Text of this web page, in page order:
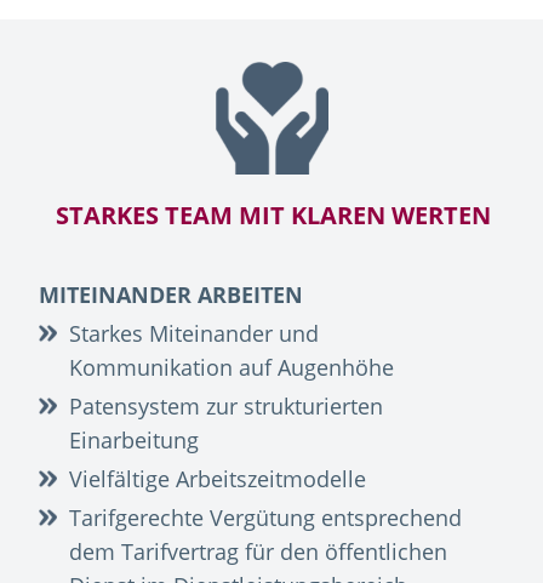
STARKES TEAM MIT KLAREN WERTEN
MITEINANDER ARBEITEN
Starkes Miteinander und
Kommunikation auf Augenhöhe
Patensystem zur strukturierten
Einarbeitung
Vielfältige Arbeitszeitmodelle
Tarifgerechte Vergütung entsprechend
dem Tarifvertrag für den öffentlichen